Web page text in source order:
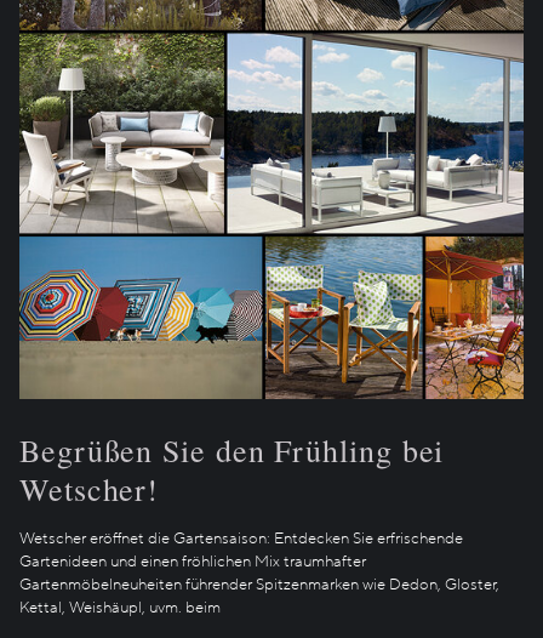
Begrüßen Sie den Frühling bei
Wetscher!
Wetscher eröffnet die Gartensaison: Entdecken Sie erfrischende
Gartenideen und einen fröhlichen Mix traumhafter
Gartenmöbelneuheiten führender Spitzenmarken wie Dedon, Gloster,
Kettal, Weishäupl, uvm. beim